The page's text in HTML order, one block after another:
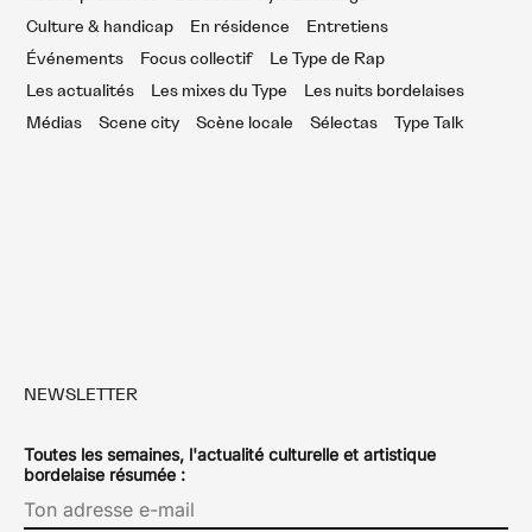
Culture & handicap
En résidence
Entretiens
Événements
Focus collectif
Le Type de Rap
Les actualités
Les mixes du Type
Les nuits bordelaises
Médias
Scene city Scène locale Sélectas Type Talk
NEWSLETTER
Toutes les semaines, l'actualité culturelle et artistique
bordelaise résumée :